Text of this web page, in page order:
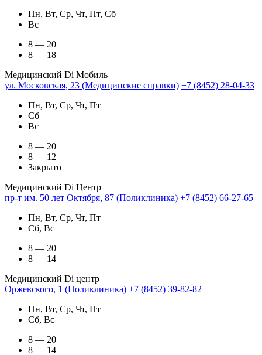
Пн, Вт, Ср, Чт, Пт, Сб
Вс
8 — 20
8 — 18
Медицинский Di Мобиль
ул. Московская, 23 (Медицинские справки) +7 (8452) 28-04-33
Пн, Вт, Ср, Чт, Пт
Сб
Вс
8 — 20
8 — 12
Закрыто
Медицинский Di Центр
пр-т им. 50 лет Октября, 87 (Поликлиника) +7 (8452) 66-27-65
Пн, Вт, Ср, Чт, Пт
Сб, Вс
8 — 20
8 — 14
Медицинский Di центр
Оржевского, 1 (Поликлиника) +7 (8452) 39-82-82
Пн, Вт, Ср, Чт, Пт
Сб, Вс
8 — 20
8 — 14